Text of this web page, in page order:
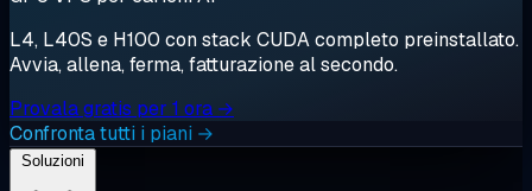
L4, L40S e H100 con stack CUDA completo preinstallato.
Avvia, allena, ferma, fatturazione al secondo.
Provala gratis per 1 ora →
Confronta tutti i piani →